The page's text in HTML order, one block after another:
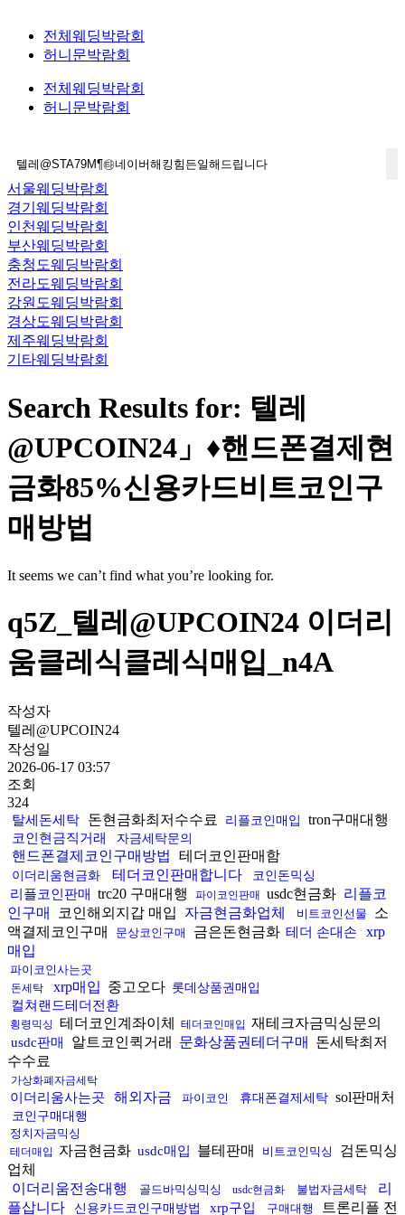
전체웨딩박람회
허니문박람회
전체웨딩박람회
허니문박람회
서울웨딩박람회
경기웨딩박람회
인천웨딩박람회
부산웨딩박람회
충청도웨딩박람회
전라도웨딩박람회
강원도웨딩박람회
경상도웨딩박람회
제주웨딩박람회
기타웨딩박람회
Search Results for: 텔레
@UPCOIN24」♦핸드폰결제현
금화85%신용카드비트코인구
매방법
It seems we can’t find what you’re looking for.
q5Z_텔레@UPCOIN24 이더리
움클레식클레식매입_n4A
작성자
텔레@UPCOIN24
작성일
2026-06-17 03:57
조회
324
탈세돈세탁 돈현금화최저수수료 리플코인매입 tron구매대행
코인현금직거래 자금세탁문의
핸드폰결제코인구매방법 테더코인판매함
이더리움현금화 테더코인판매합니다 코인돈믹싱
리플코인판매 trc20 구매대행 파이코인판매 usdc현금화 리플코
인구매
코인해외지갑 매입 자금현금화업체 비트코인선물
소
액결제코인구매
문상코인구매 금은돈현금화 테더 손대손
xrp
매입
파이코인사는곳
돈세탁 xrp매입 중고오다 롯데상품권매입
컬쳐랜드테더전환
횡령믹싱 테더코인계좌이체 테더코인매입 재테크자금믹싱문의
usdc판매 알트코인퀵거래 문화상품권테더구매
돈세탁최저
수수료
가상화폐자금세탁
이더리움사는곳 해외자금 파이코인 휴대폰결제세탁 sol판매처
코인구매대행
정치자금믹싱
테더매입 자금현금화 usdc매입 블테판매 비트코인믹싱
검돈믹싱
업체
이더리움전송대행
골드바믹싱믹싱 usdc현금화 불법자금세탁
리
플삽니다
신용카드코인구매방법 xrp구입 구매대행 트론리플 전